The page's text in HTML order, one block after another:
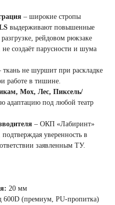
– широкие стропы
выдерживают повышенные
рейдовом рюкзаке
создаёт парусности и шума
ткань не шуршит при раскладке
работе в тишине.
Мох, Лес, Пиксель/
адаптацию под любой театр
– ОКП «Лабиринт»
подтверждая уверенность в
заявленным ТУ.
20 мм
600D (премиум, PU-пропитка)